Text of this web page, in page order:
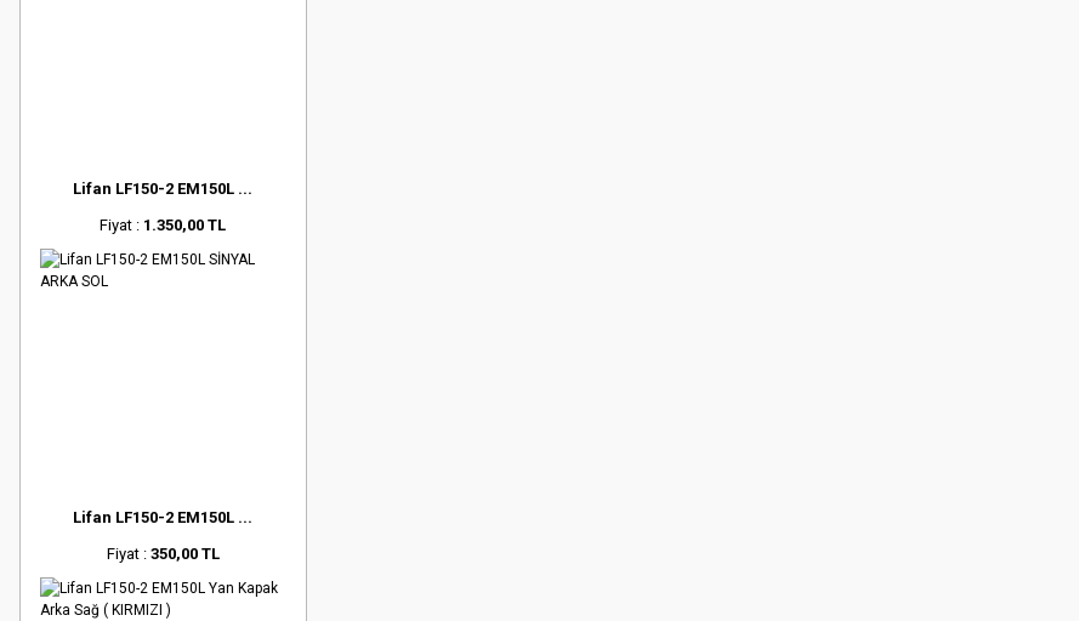
Lifan LF150-2 EM150L ...
Fiyat : 1.350,00 TL
Lifan LF150-2 EM150L ...
Fiyat : 350,00 TL